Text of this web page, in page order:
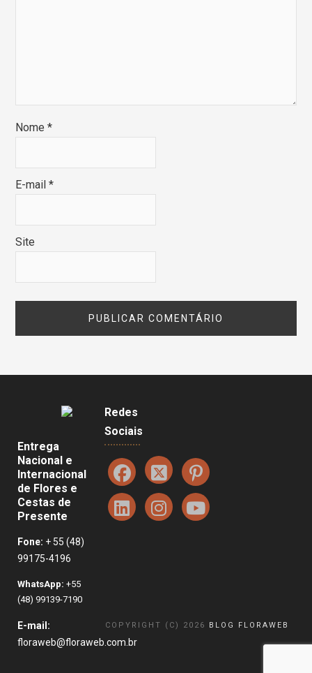
Nome*
E-mail*
Site
Entrega
Nacional e
Internacional
de Flores e
Cestas de
Presente
Fone: + 55 (48)
99175-4196
WhatsApp: +55
(48) 99139-7190
E-mail:
floraweb@floraweb.com.br
Redes
Sociais
COPYRIGHT (C) 2026 BLOG FLORAWEB